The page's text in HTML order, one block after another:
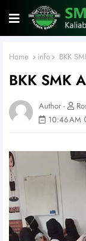
Home info BKK
BKK SMK
Author -
10:46 AM